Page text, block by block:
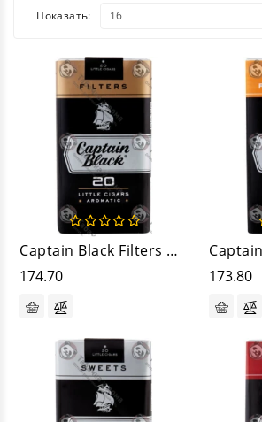
Показать:
Captain Black Filters Original
174.70
173.80